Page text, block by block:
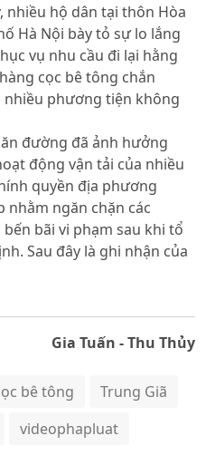
nhiều hộ dân tại thôn Hòa
Hà Nội bày tỏ sự lo lắng
vụ nhu cầu đi lại hằng
cọc bê tông chắn
phương tiện không
đường đã ảnh hưởng
động vận tải của nhiều
quyền địa phương
nhằm ngăn chặn các
bãi vi phạm sau khi tổ
Sau đây là ghi nhận của
Gia Tuấn - Thu Thủy
bê tông
Trung Giã
videophapluat